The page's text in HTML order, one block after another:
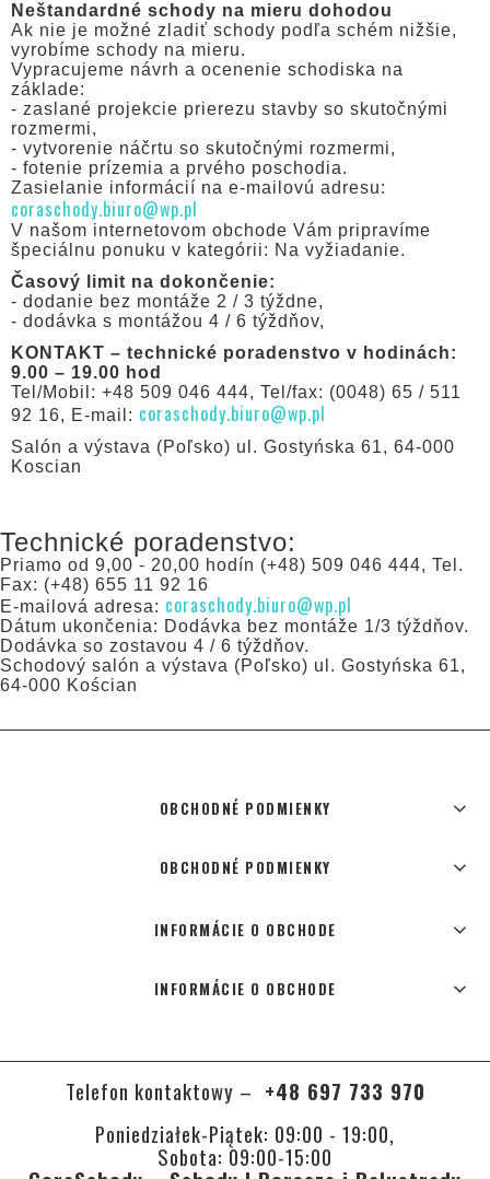
Neštandardné schody na mieru dohodou
Ak nie je možné zladiť schody podľa schém nižšie,
vyrobíme schody na mieru.
Vypracujeme návrh a ocenenie schodiska na
základe:
- zaslané projekcie prierezu stavby so skutočnými
rozmermi,
- vytvorenie náčrtu so skutočnými rozmermi,
- fotenie prízemia a prvého poschodia.
Zasielanie informácií na e-mailovú adresu:
coraschody.biuro@wp.pl
V našom internetovom obchode Vám pripravíme
špeciálnu ponuku v kategórii: Na vyžiadanie.
Časový limit na dokončenie:
- dodanie bez montáže 2 / 3 týždne,
- dodávka s montážou 4 / 6 týždňov,
KONTAKT – technické poradenstvo v hodinách:
9.00 – 19.00 hod
Tel/Mobil: +48 509 046 444, Tel/fax: (0048) 65 / 511
92 16, E-mail: coraschody.biuro@wp.pl
Salón a výstava (Poľsko) ul. Gostyńska 61, 64-000
Koscian
Technické poradenstvo:
Priamo od 9,00 - 20,00 hodín (+48) 509 046 444, Tel.
Fax: (+48) 655 11 92 16
E-mailová adresa: coraschody.biuro@wp.pl
Dátum ukončenia: Dodávka bez montáže 1/3 týždňov.
Dodávka so zostavou 4 / 6 týždňov.
Schodový salón a výstava (Poľsko) ul. Gostyńska 61,
64-000 Kościan
OBCHODNÉ PODMIENKY
OBCHODNÉ PODMIENKY
INFORMÁCIE O OBCHODE
INFORMÁCIE O OBCHODE
Telefon kontaktowy – +48 697 733 970
Poniedziałek-Piątek: 09:00 - 19:00,
Sobota: 09:00-15:00